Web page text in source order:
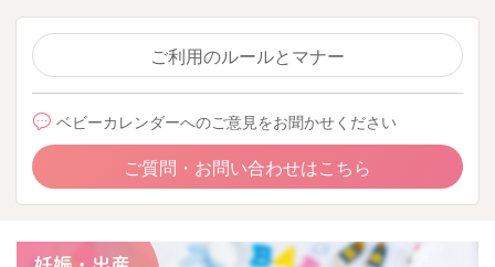
ご利用のルールとマナー
ベビーカレンダーへのご意見をお聞かせください
ご質問・お問い合わせはこちら